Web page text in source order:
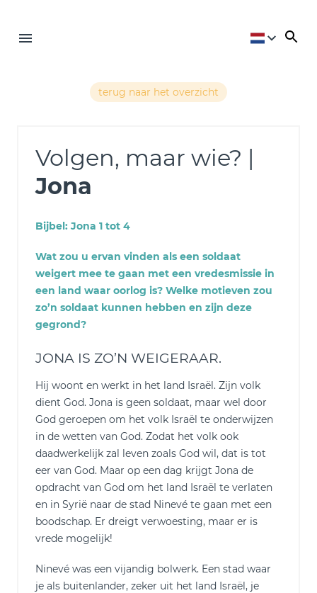
terug naar het overzicht
Volgen, maar wie? |
Jona
Bijbel: Jona 1 tot 4
Wat zou u ervan vinden als een soldaat
weigert mee te gaan met een vredesmissie in
een land waar oorlog is? Welke motieven zou
zo’n soldaat kunnen hebben en zijn deze
gegrond?
JONA IS ZO’N WEIGERAAR.
Hij woont en werkt in het land Israël. Zijn volk
dient God. Jona is geen soldaat, maar wel door
God geroepen om het volk Israël te onderwijzen
in de wetten van God. Zodat het volk ook
daadwerkelijk zal leven zoals God wil, dat is tot
eer van God. Maar op een dag krijgt Jona de
opdracht van God om het land Israël te verlaten
en in Syrië naar de stad Ninevé te gaan met een
boodschap. Er dreigt verwoesting, maar er is
vrede mogelijk!
Ninevé was een vijandig bolwerk. Een stad waar
je als buitenlander, zeker uit het land Israël, je